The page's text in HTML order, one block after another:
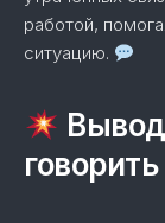
работой,
ситуацию.